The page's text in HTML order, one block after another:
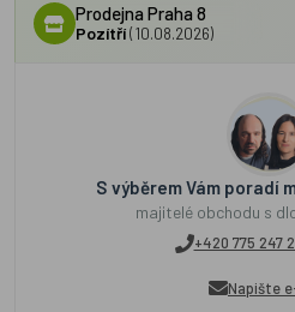
Prodejna Praha 8
Pozítří(10.08.2026)
S výběrem Vám poradí
majitelé obchodu s
+420 775 247
Napište